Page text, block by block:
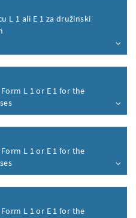
L 1 ali E 1 za družinski
L 1 or E 1 for the
L 1 or E 1 for the
L 1 or E 1 for the